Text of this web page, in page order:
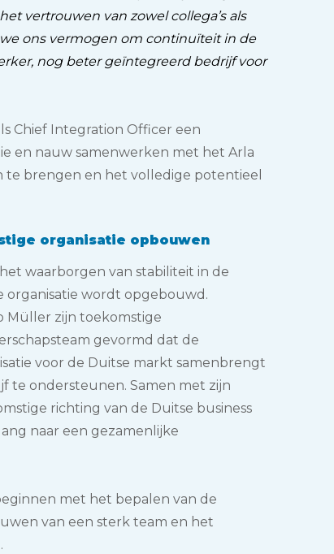
vertrouwen van zowel collega’s als
ons vermogen om continuïteit in de
nog beter geïntegreerd bedrijf voor
Chief Integration Officer een
en nauw samenwerken met het Arla
te brengen en het volledige potentieel
organisatie opbouwen
waarborgen van stabiliteit in de
organisatie wordt opgebouwd.
Müller zijn toekomstige
gevormd dat de
voor de Duitse markt samenbrengt
te ondersteunen. Samen met zijn
richting van de Duitse business
naar een gezamenlijke
met het bepalen van de
van een sterk team en het